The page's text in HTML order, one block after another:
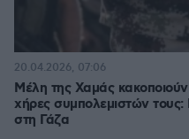
Μέλη της Χαμάς
χήρες συμπολεμιστών
στη Γάζα
20.04.2026, 07:06